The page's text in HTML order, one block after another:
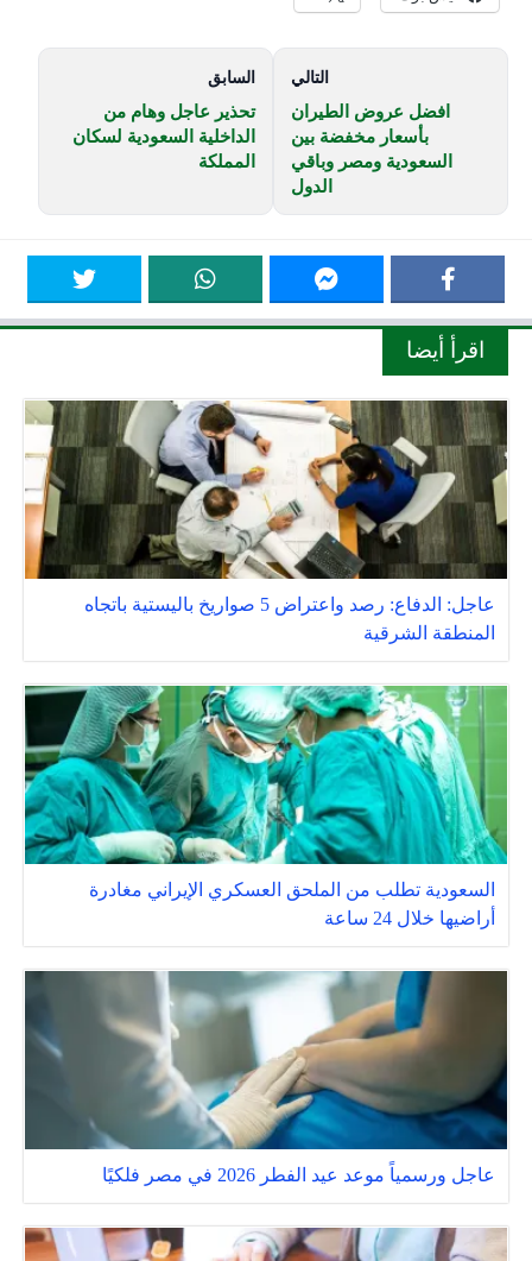
التالي
افضل عروض الطيران
بأسعار مخفضة بين
السعودية ومصر وباقي
الدول
السابق
تحذير عاجل وهام من
الداخلية السعودية لسكان
المملكة
اقرأ أيضا
عاجل: الدفاع: رصد واعتراض 5 صواريخ باليستية باتجاه
المنطقة الشرقية
السعودية تطلب من الملحق العسكري الإيراني مغادرة
أراضيها خلال 24 ساعة
عاجل ورسمياً موعد عيد الفطر 2026 في مصر فلكيًا